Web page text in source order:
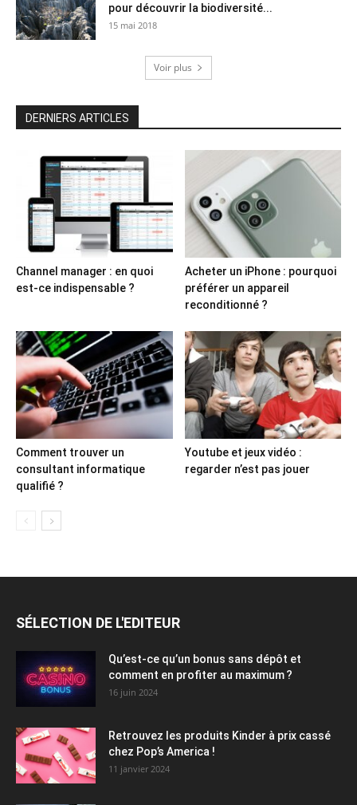
pour découvrir la biodiversité...
15 mai 2018
Voir plus
DERNIERS ARTICLES
Channel manager : en quoi
est-ce indispensable ?
Acheter un iPhone : pourquoi
préférer un appareil
reconditionné ?
Comment trouver un
consultant informatique
qualifié ?
Youtube et jeux vidéo :
regarder n’est pas jouer
SÉLECTION DE L'EDITEUR
Qu’est-ce qu’un bonus sans dépôt et
comment en profiter au maximum ?
16 juin 2024
Retrouvez les produits Kinder à prix cassé
chez Pop’s America !
11 janvier 2024